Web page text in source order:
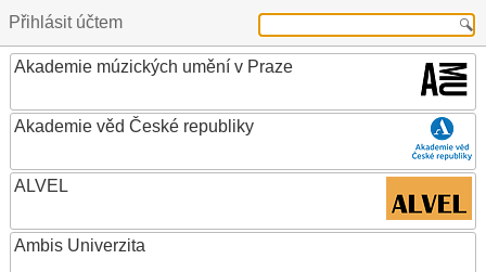
Přihlásit účtem
Akademie múzických umění v Praze
Akademie věd České republiky
ALVEL
Ambis Univerzita